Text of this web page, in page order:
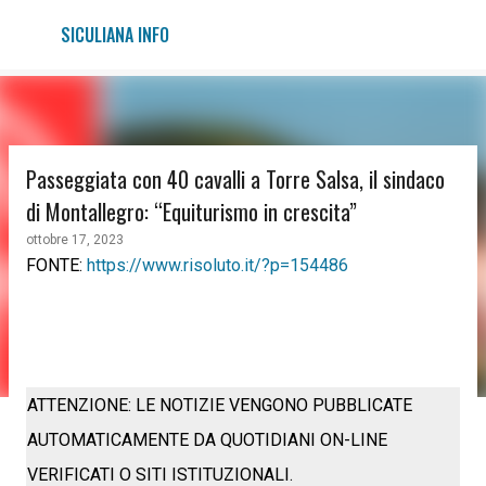
Passa ai contenuti principali
SICULIANA INFO
Passeggiata con 40 cavalli a Torre Salsa, il sindaco
di Montallegro: “Equiturismo in crescita”
ottobre 17, 2023
FONTE: https://www.risoluto.it/?p=154486
ATTENZIONE: LE NOTIZIE VENGONO PUBBLICATE
AUTOMATICAMENTE DA QUOTIDIANI ON-LINE
VERIFICATI O SITI ISTITUZIONALI.